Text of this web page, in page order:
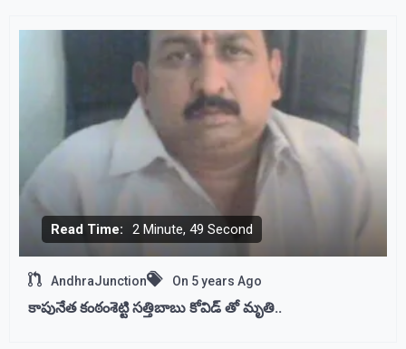
Read Time: 2 Minute, 49 Second
AndhraJunction On 5 years Ago
కాపునేత కంఠంశెట్టి సత్తిబాబు కోవిడ్ తో మృతి..